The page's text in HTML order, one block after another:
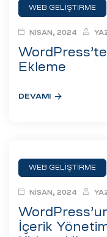
WEB GELIŞTIRME
Ekleme
NISAN, 2024
DEVAMI
WEB GELIŞTIRME
İçerik
NISAN, 2024